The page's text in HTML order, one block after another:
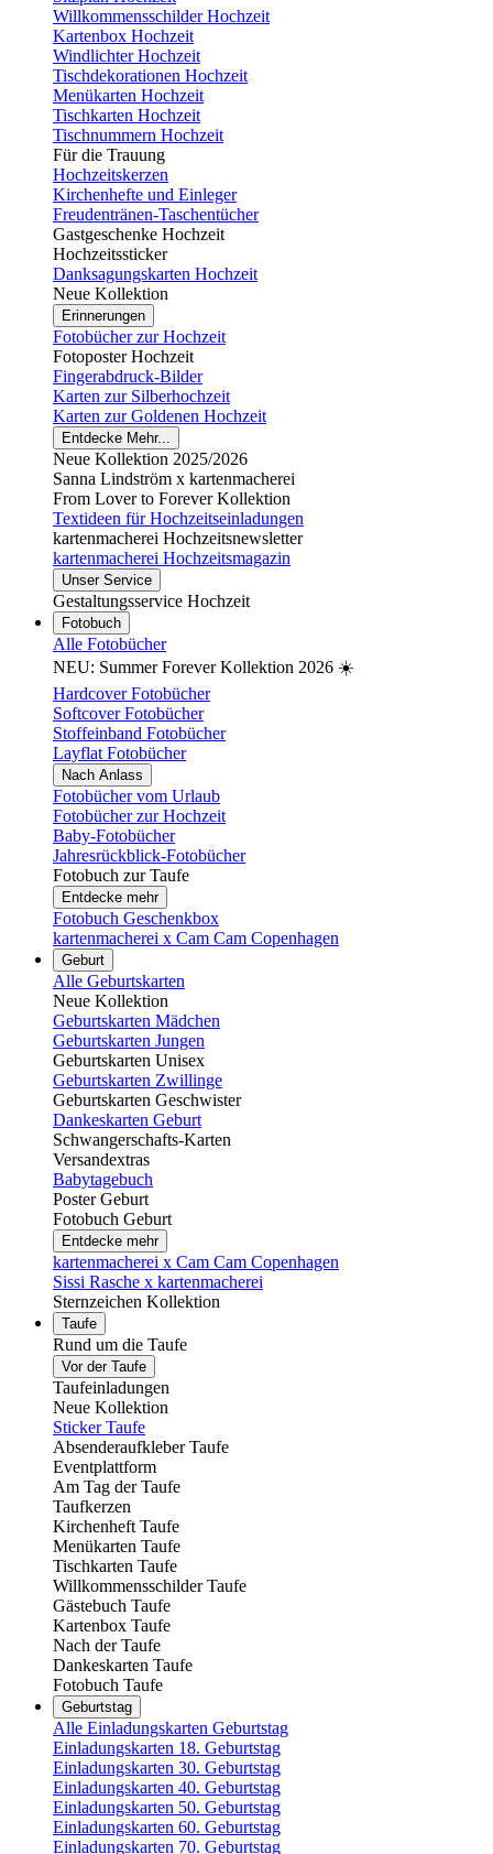
Willkommensschilder Hochzeit
Kartenbox Hochzeit
Windlichter Hochzeit
Tischdekorationen Hochzeit
Menükarten Hochzeit
Tischkarten Hochzeit
Tischnummern Hochzeit
Für die Trauung
Hochzeitskerzen
Kirchenhefte und Einleger
Freudentränen-Taschentücher
Gastgeschenke Hochzeit
Hochzeitssticker
Danksagungskarten Hochzeit
Neue Kollektion
Erinnerungen
Fotobücher zur Hochzeit
Fotoposter Hochzeit
Fingerabdruck-Bilder
Karten zur Silberhochzeit
Karten zur Goldenen Hochzeit
Entdecke Mehr...
Neue Kollektion 2025/2026
Sanna Lindström x kartenmacherei
From Lover to Forever Kollektion
Textideen für Hochzeitseinladungen
kartenmacherei Hochzeitsnewsletter
kartenmacherei Hochzeitsmagazin
Unser Service
Gestaltungsservice Hochzeit
Fotobuch
Alle Fotobücher
NEU: Summer Forever Kollektion 2026 ☀️
Hardcover Fotobücher
Softcover Fotobücher
Stoffeinband Fotobücher
Layflat Fotobücher
Nach Anlass
Fotobücher vom Urlaub
Fotobücher zur Hochzeit
Baby-Fotobücher
Jahresrückblick-Fotobücher
Fotobuch zur Taufe
Entdecke mehr
Fotobuch Geschenkbox
kartenmacherei x Cam Cam Copenhagen
Geburt
Alle Geburtskarten
Neue Kollektion
Geburtskarten Mädchen
Geburtskarten Jungen
Geburtskarten Unisex
Geburtskarten Zwillinge
Geburtskarten Geschwister
Dankeskarten Geburt
Schwangerschafts-Karten
Versandextras
Babytagebuch
Poster Geburt
Fotobuch Geburt
Entdecke mehr
kartenmacherei x Cam Cam Copenhagen
Sissi Rasche x kartenmacherei
Sternzeichen Kollektion
Taufe
Rund um die Taufe
Vor der Taufe
Taufeinladungen
Neue Kollektion
Sticker Taufe
Absenderaufkleber Taufe
Eventplattform
Am Tag der Taufe
Taufkerzen
Kirchenheft Taufe
Menükarten Taufe
Tischkarten Taufe
Willkommensschilder Taufe
Gästebuch Taufe
Kartenbox Taufe
Nach der Taufe
Dankeskarten Taufe
Fotobuch Taufe
Geburtstag
Alle Einladungskarten Geburtstag
Einladungskarten 18. Geburtstag
Einladungskarten 30. Geburtstag
Einladungskarten 40. Geburtstag
Einladungskarten 50. Geburtstag
Einladungskarten 60. Geburtstag
Einladungskarten 70. Geburtstag